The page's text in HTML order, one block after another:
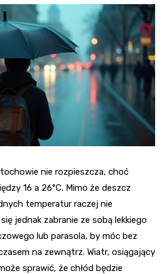
nie rozpieszcza, choć
16 a 26°C. Mimo że deszcz
temperatur raczej nie
jednak zabranie ze sobą lekkiego
lub parasola, by móc bez
na zewnątrz. Wiatr, osiągający
sprawić, że chłód będzie